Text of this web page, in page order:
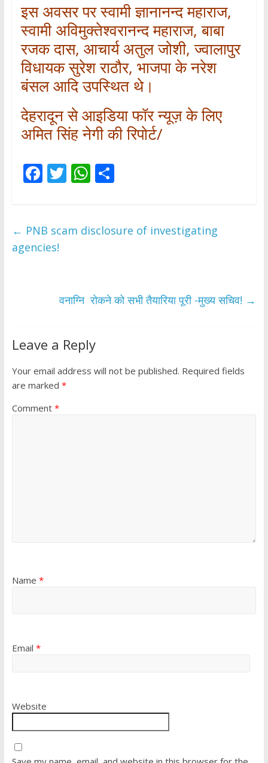
इस अवसर पर स्वामी ज्ञानानन्द महाराज,
स्वामी अविमुक्तेश्वरानन्द महाराज, बाबा
रजक दास, आचार्य अतुल जोशी, ज्वालापुर
विधायक सुरेश राठौर, भाजपा के नरेश
बंसल आदि उपस्थित थे।
देहरादून से आइडिया फॉर न्यूज़ के लिए
अमित सिंह नेगी की रिपोर्ट/
F
b
o
T
er
W
s
p
S
e
← PNB scam disclosure of investigating
agencies!
वनाग्नि रोकने को सभी तैयारिया पूरी -मुख्य सचिव! →
Leave a Reply
Your email address will not be published. Required fields
are marked *
Comment *
Name *
Email *
Website